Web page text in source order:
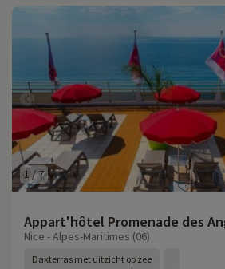
1 /7
Appart'hôtel Promenade des
Nice - Alpes-Maritimes (06)
Dakterras met uitzicht op zee